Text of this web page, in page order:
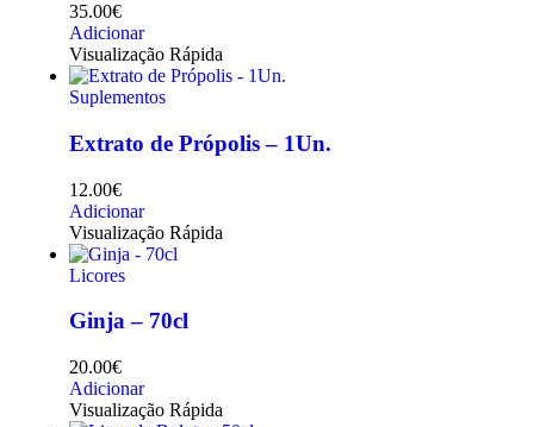
35.00€
Adicionar
Visualização Rápida
Suplementos
Extrato de Própolis – 1Un.
12.00€
Adicionar
Visualização Rápida
Licores
Ginja – 70cl
20.00€
Adicionar
Visualização Rápida